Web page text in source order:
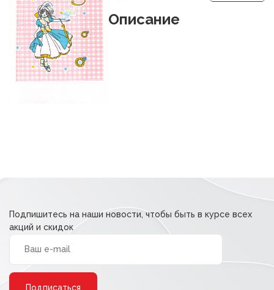
цена
цена:
Описание
Подпишитесь на наши новости, чтобы быть в курсе всех
акций и скидок